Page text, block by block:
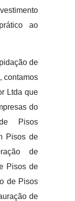
ao
de
contamos
Ltda que
do
Pisos
Pisos de
de
Pisos de
de Pisos
de